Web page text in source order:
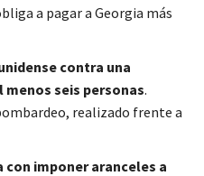
a pagar a Georgia más
contra una
menos seis personas.
realizado frente a
con imponer aranceles a